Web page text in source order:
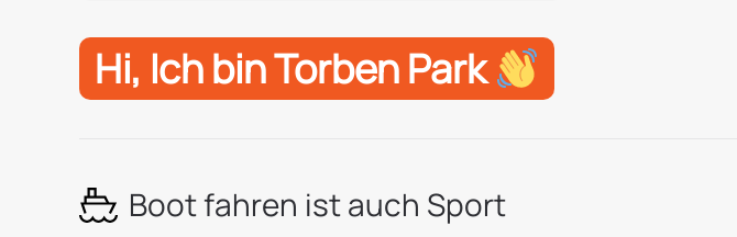
Hi, Ich bin Torben Park
Boot fahren ist auch Sport